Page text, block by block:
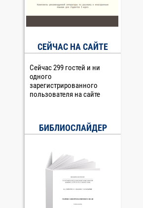
СЕЙЧАС НА САЙТЕ
Сейчас 299 гостей и ни
одного
зарегистрированного
пользователя на сайте
БИБЛИОСЛАЙДЕР